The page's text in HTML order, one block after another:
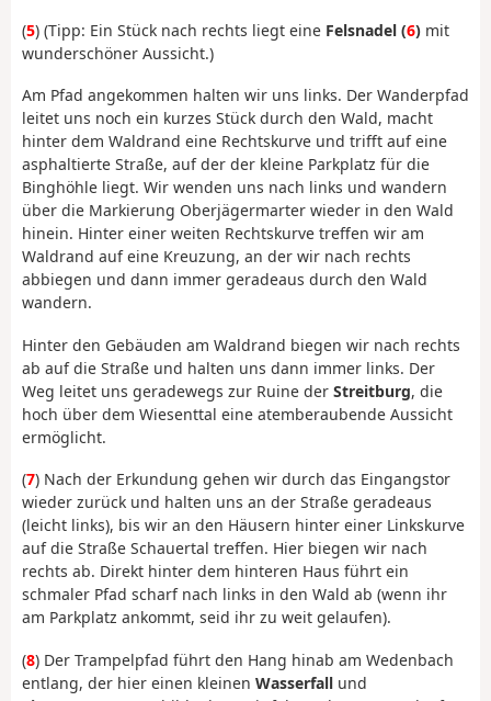
(5) (Tipp: Ein Stück nach rechts liegt eine Felsnadel (6) mit
wunderschöner Aussicht.)
Am Pfad angekommen halten wir uns links. Der Wanderpfad
leitet uns noch ein kurzes Stück durch den Wald, macht
hinter dem Waldrand eine Rechtskurve und trifft auf eine
asphaltierte Straße, auf der der kleine Parkplatz für die
Binghöhle liegt. Wir wenden uns nach links und wandern
über die Markierung Oberjägermarter wieder in den Wald
hinein. Hinter einer weiten Rechtskurve treffen wir am
Waldrand auf eine Kreuzung, an der wir nach rechts
abbiegen und dann immer geradeaus durch den Wald
wandern.
Hinter den Gebäuden am Waldrand biegen wir nach rechts
ab auf die Straße und halten uns dann immer links. Der
Weg leitet uns geradewegs zur Ruine der Streitburg, die
hoch über dem Wiesenttal eine atemberaubende Aussicht
ermöglicht.
(7) Nach der Erkundung gehen wir durch das Eingangstor
wieder zurück und halten uns an der Straße geradeaus
(leicht links), bis wir an den Häusern hinter einer Linkskurve
auf die Straße Schauertal treffen. Hier biegen wir nach
rechts ab. Direkt hinter dem hinteren Haus führt ein
schmaler Pfad scharf nach links in den Wald ab (wenn ihr
am Parkplatz ankommt, seid ihr zu weit gelaufen).
(8) Der Trampelpfad führt den Hang hinab am Wedenbach
entlang, der hier einen kleinen Wasserfall und